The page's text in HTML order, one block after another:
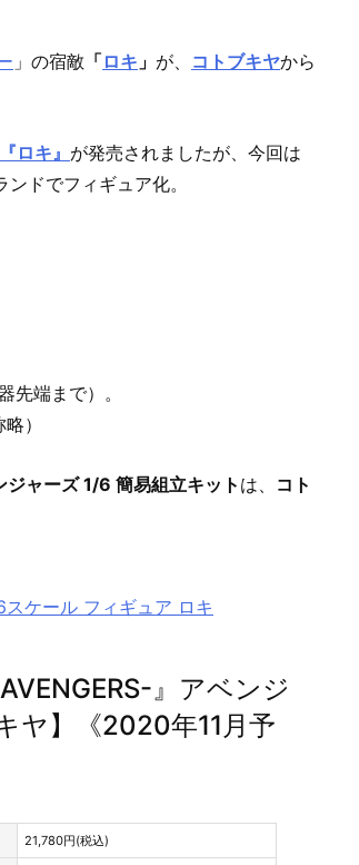
」の宿敵 「 ロキ 」 が、 コトブキヤから
ロキ』 が発売されましたが、今回は
ドでフィギュア化。
先端まで）。
）
ャーズ 1/6 簡易組立キットは、 コト
ケール フィギュア ロキ
』アベンジ
ヤ】《2020年11月予
21,780円(税込)